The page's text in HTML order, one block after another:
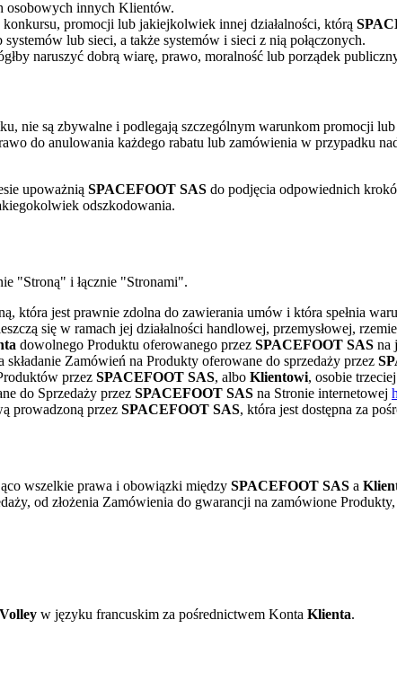
osobowych innych Klientów.
promocji lub jakiejkolwiek innej działalności, którą
lub sieci, a także systemów i sieci z nią połączonych.
naruszyć dobrą wiarę, prawo, moralność lub porządek
nie są zbywalne i podlegają szczególnym warunkom promocji
do anulowania każdego rabatu lub zamówienia w przypadku
upoważnią SPACEFOOT SAS do podjęcia odpowiednich
odszkodowania.
"Stroną" i łącznie "Stronami".
która jest prawnie zdolna do zawierania umów i która spełnia
się w ramach jej działalności handlowej, przemysłowej,
dowolnego Produktu oferowanego przez SPACEFOOT SAS na
składanie Zamówień na Produkty oferowane do sprzedaży przez
przez SPACEFOOT SAS, albo Klientowi, osobie
do Sprzedaży przez SPACEFOOT SAS na Stronie internetowej
prowadzoną przez SPACEFOOT SAS, która jest dostępna za
wszelkie prawa i obowiązki między SPACEFOOT SAS a
od złożenia Zamówienia do gwarancji na zamówione
w języku francuskim za pośrednictwem Konta Klienta.